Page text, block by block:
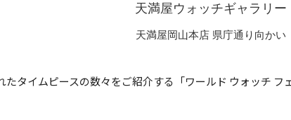
天満屋ウォッチギャラリー
天満屋岡山本店 県庁通り向かい
タイムピースの数々をご紹介する「ワールド ウォッチ フ